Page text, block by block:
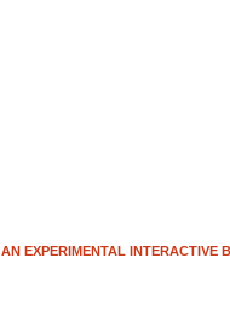
AN EXPERIMENTAL INTERACTIVE